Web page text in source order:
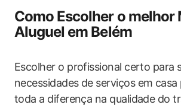
Como Escolher o melhor
Aluguel em ​Belém
Escolher ‍o profissional certo para
necessidades de serviços em
toda a diferença na qualidade do